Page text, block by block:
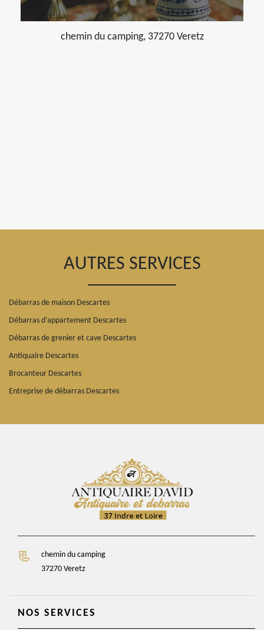
chemin du camping, 37270 Veretz
AUTRES SERVICES
Débarras de maison Descartes
Débarras d'appartement Descartes
Débarras de grenier et cave Descartes
Antiquaire Descartes
Brocanteur Descartes
Entreprise de débarras Descartes
chemin du camping
37270 Veretz
NOS SERVICES